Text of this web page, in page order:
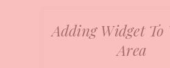
Adding Widget To
Area